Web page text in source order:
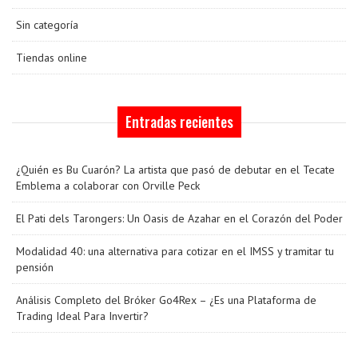
Sin categoría
Tiendas online
Entradas recientes
¿Quién es Bu Cuarón? La artista que pasó de debutar en el Tecate
Emblema a colaborar con Orville Peck
El Pati dels Tarongers: Un Oasis de Azahar en el Corazón del Poder
Modalidad 40: una alternativa para cotizar en el IMSS y tramitar tu
pensión
Análisis Completo del Bróker Go4Rex – ¿Es una Plataforma de
Trading Ideal Para Invertir?